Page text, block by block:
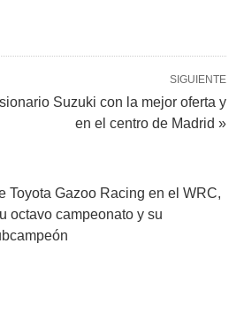
SIGUIENTE
Suzuki con la mejor oferta y
en el centro de Madrid »
Toyota Gazoo Racing en el WRC,
octavo campeonato y su